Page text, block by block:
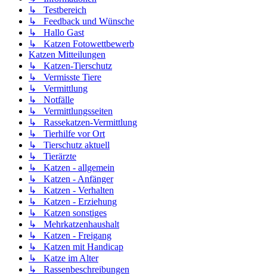
↳ Testbereich
↳ Feedback und Wünsche
↳ Hallo Gast
↳ Katzen Fotowettbewerb
Katzen Mitteilungen
↳ Katzen-Tierschutz
↳ Vermisste Tiere
↳ Vermittlung
↳ Notfälle
↳ Vermittlungsseiten
↳ Rassekatzen-Vermittlung
↳ Tierhilfe vor Ort
↳ Tierschutz aktuell
↳ Tierärzte
↳ Katzen - allgemein
↳ Katzen - Anfänger
↳ Katzen - Verhalten
↳ Katzen - Erziehung
↳ Katzen sonstiges
↳ Mehrkatzenhaushalt
↳ Katzen - Freigang
↳ Katzen mit Handicap
↳ Katze im Alter
↳ Rassenbeschreibungen